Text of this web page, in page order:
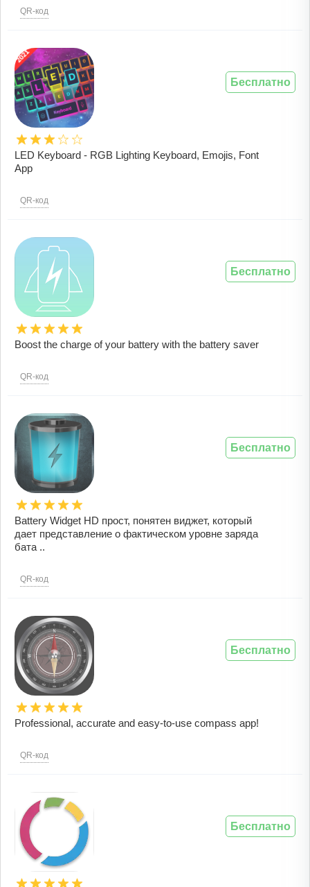
QR-код
LED Keyboard - RGB Lighting Keyboard, Emojis, Font
App
QR-код
Бесплатно
Boost the charge of your battery with the battery saver
QR-код
Бесплатно
Battery Widget HD прост, понятен виджет, который
дает представление о фактическом уровне заряда
бата ..
QR-код
Бесплатно
Professional, accurate and easy-to-use compass app!
QR-код
Бесплатно
Бесплатно